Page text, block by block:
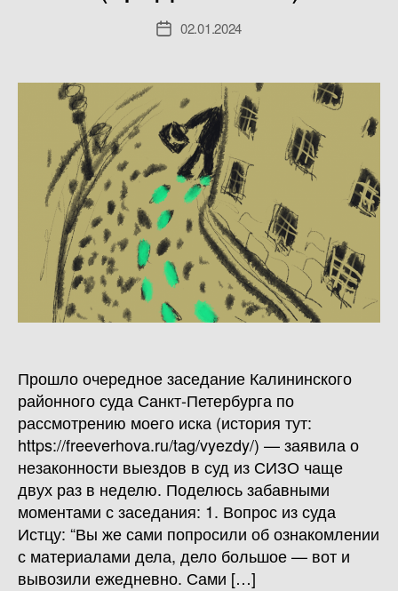
Дата02.01.2024
Прошло очередное заседание Калининского
районного суда Санкт-Петербурга по
рассмотрению моего иска (история тут:
https://freeverhova.ru/tag/vyezdy/) — заявила о
незаконности выездов в суд из СИЗО чаще
двух раз в неделю. Поделюсь забавными
моментами с заседания: 1. Вопрос из суда
Истцу: “Вы же сами попросили об ознакомлении
с материалами дела, дело большое — вот и
вывозили ежедневно. Сами […]